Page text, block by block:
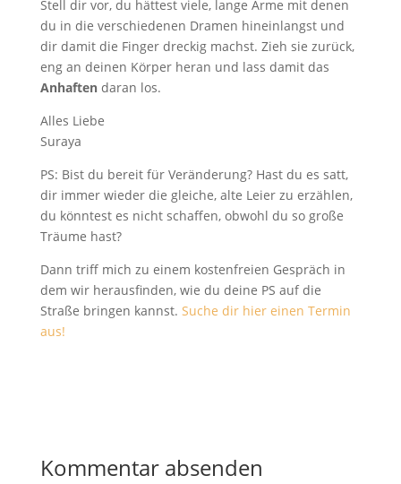
Stell dir vor, du hättest viele, lange Arme mit denen
du in die verschiedenen Dramen hineinlangst und
dir damit die Finger dreckig machst. Zieh sie zurück,
eng an deinen Körper heran und lass damit das
Anhaftendaran los.
Alles Liebe
Suraya
PS: Bist du bereit für Veränderung? Hast du es satt,
dir immer wieder die gleiche, alte Leier zu erzählen,
du könntest es nicht schaffen, obwohl du so große
Träume hast?
Dann triff mich zu einem kostenfreien Gespräch in
dem wir herausfinden, wie du deine PS auf die
Straße bringen kannst. Suche dir hier einen Termin
aus!
Kommentar absenden